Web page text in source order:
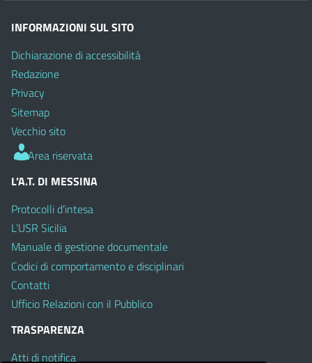
INFORMAZIONI SUL SITO
Dichiarazione di accessibilità
Redazione
Privacy
Sitemap
Vecchio sito
Area riservata
L’A.T. DI MESSINA
Protocolli d’intesa
L’USR Sicilia
Manuale di gestione documentale
Codici di comportamento e disciplinari
Contatti
Ufficio Relazioni con il Pubblico
TRASPARENZA
Atti di notifica